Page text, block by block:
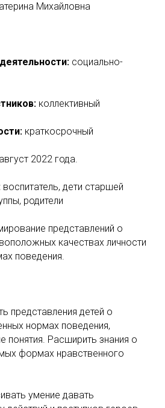
Михайловна
социально-
коллективный
краткосрочный
август 2022 года.
воспитатель, дети старшей
родители
представлений о
качествах личности
поведения.
представления детей о
нормах поведения,
понятия. Расширить знания о
формах нравственного
умение давать